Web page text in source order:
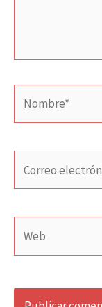
electrónico*